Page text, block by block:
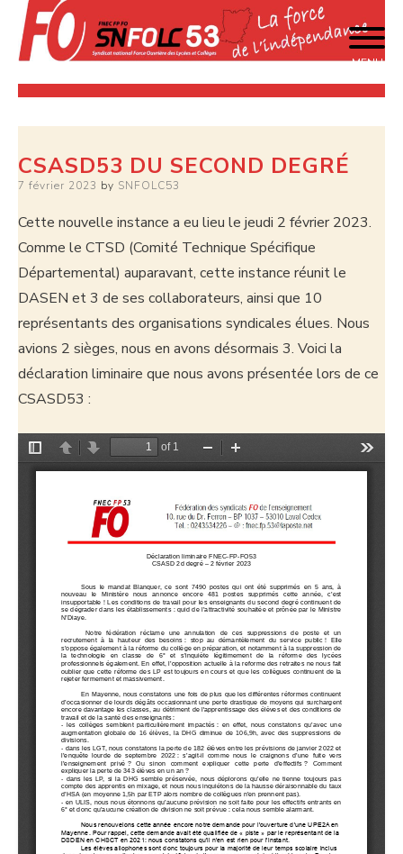
Skip
to
content
SNFOLC 53
La force de l'indépendance
MENU
CSASD53 DU SECOND DEGRÉ
Posted
7 février 2023 by SNFOLC53
Cette nouvelle instance a eu lieu le jeudi 2 février 2023.
Comme le CTSD (Comité Technique Spécifique
Départemental) auparavant, cette instance réunit le
DASEN et 3 de ses collaborateurs, ainsi que 10
représentants des organisations syndicales élues. Nous
avions 2 sièges, nous en avons désormais 3. Voici la
déclaration liminaire que nous avons présentée lors de ce
CSASD53 :